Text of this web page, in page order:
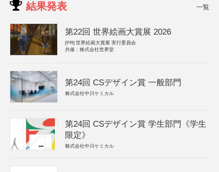
結果発表 一覧
第22回 世界絵画大賞展 2026
[PR] 世界絵画大賞展 実行委員会
共催：株式会社世界堂
第24回 CSデザイン賞 一般部門
株式会社中川ケミカル
第24回 CSデザイン賞 学生部門《学生
限定》
株式会社中川ケミカル